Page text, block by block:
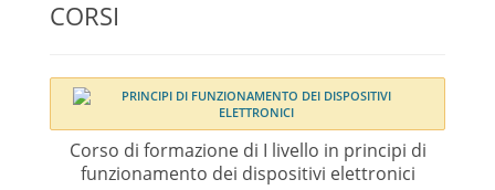
CORSI
Corso di formazione di I livello in principi di
funzionamento dei dispositivi elettronici